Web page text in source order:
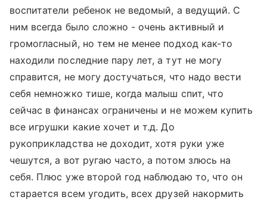
воспитатели ребенок не ведомый, а ведущий. С
ним всегда было сложно - очень активный и
громогласный, но тем не менее подход как-то
находили последние пару лет, а тут не могу
справится, не могу достучаться, что надо вести
себя немножко тише, когда малыш спит, что
сейчас в финансах ограничены и не можем купить
все игрушки какие хочет и т.д. До
рукоприкладства не доходит, хотя руки уже
чешутся, а вот ругаю часто, а потом злюсь на
себя. Плюс уже второй год наблюдаю то, что он
старается всем угодить, всех друзей накормить